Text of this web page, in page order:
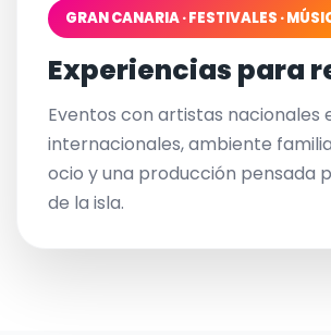
GRAN CANARIA · FESTIVALES ·
Experiencias para
Eventos con artistas nacionales
internacionales, ambiente
ocio y una producción pensada
de la isla.